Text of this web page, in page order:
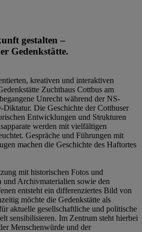
gestalten –
Gedenkstätte.
kreativen und interaktiven
Zuchthaus Cottbus am
Unrecht während der NS-
Diktatur. Die Geschichte der Cottbuser
Entwicklungen und Strukturen
werden mit vielfältigen
Gespräche und Führungen mit
machen die Geschichte des Haftortes
mit historischen Fotos und
und Archivmaterialien sowie den
entsteht ein differenziertes Bild von
möchte die Gedenkstätte als
aktuelle gesellschaftliche und politische
sensibilisieren. Im Zentrum steht hierbei
Menschenwürde und der